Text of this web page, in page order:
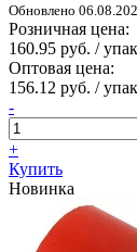
Обновлено
Розничная цена:
160.95 руб. /
Оптовая цена:
156.12 руб. /
-
+
Купить
Новинка